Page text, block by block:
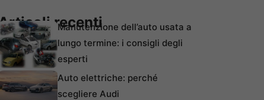
Articoli recentiManutenzione dell’auto usata a
lungo termine: i consigli degli
esperti
Auto elettriche: perché
scegliere Audi